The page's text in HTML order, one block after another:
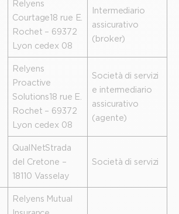
Relyens
Courtage 18 rue E.
Rochet – 69372
Lyon cedex 08
Intermediario
assicurativo
(broker)
Relyens
Proactive
Solutions 18 rue E.
Rochet – 69372
Lyon cedex 08
Società di servizi
e intermediario
assicurativo
(agente)
QualNet Strada
del Cretone –
18110 Vasselay
Società di servizi
Relyens Mutual